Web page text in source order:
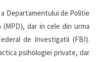
Departamentului de Politie
dar in cele din urma
de Investigatii (FBI).
psihologiei private, dar